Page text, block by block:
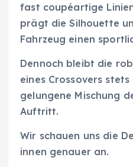
fast coupéartige
prägt die Silhouette
Fahrzeug einen
Dennoch bleibt die
eines Crossovers stets
gelungene Mischung
Auftritt.
Wir schauen uns die
innen genauer an.